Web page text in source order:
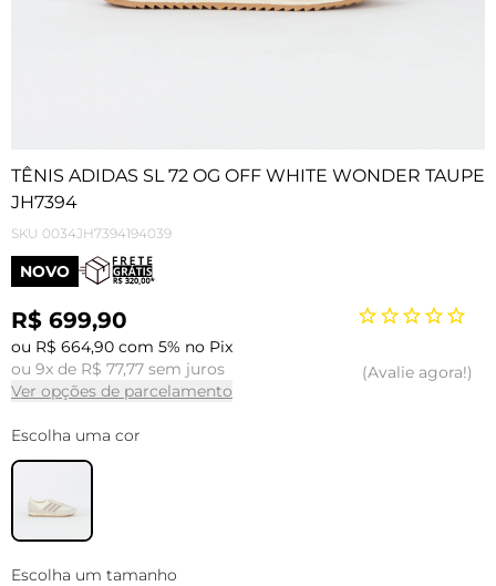
NOVO
TÊNIS ADIDAS SL 72 OG OFF WHITE WONDER TAUPE
JH7394
SKU 0034JH7394194039
R$ 699,90
ou R$ 664,90 com 5% no Pix
ou 9x de R$ 77,77 sem juros
Ver opções de parcelamento
Avalie agora!
Escolha uma cor
Escolha um tamanho